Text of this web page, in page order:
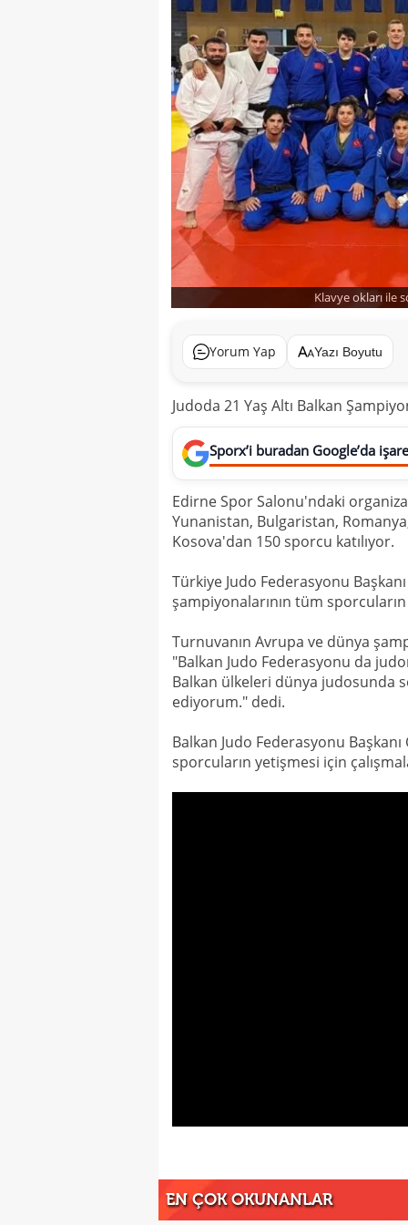
Klavye okları ile
Yorum Yap Yazı Boyutu
Judoda 21 Yaş Altı Balkan
Sporx’i buradan Google’da
Edirne Spor Salonu'ndaki
Yunanistan, Bulgaristan,
Kosova'dan 150 sporcu katılıyor.
Türkiye Judo Federasyonu
şampiyonalarının tüm
Turnuvanın Avrupa ve dünya
"Balkan Judo Federasyonu da
Balkan ülkeleri dünya judosunda
ediyorum." dedi.
Balkan Judo Federasyonu
sporcuların yetişmesi için
EN ÇOK OKUNANLAR